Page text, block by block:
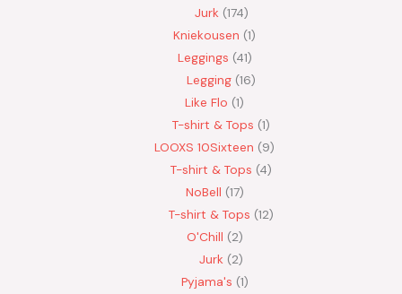
Jurk 174
Kniekousen 1
Leggings 41
Legging 16
Like Flo 1
T-shirt & Tops 1
LOOXS 10Sixteen
9
T-shirt & Tops 4
NoBell 17
T-shirt & Tops 12
O'Chill 2
Jurk 2
Pyjama's 1